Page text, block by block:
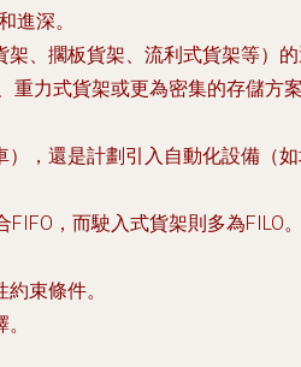
進深。
、擱板貨架、流利式貨架等）的
重力式貨架或更為密集的存儲方案
，還是計劃引入自動化設備（
，而駛入式貨架則多為FILO。
束條件。